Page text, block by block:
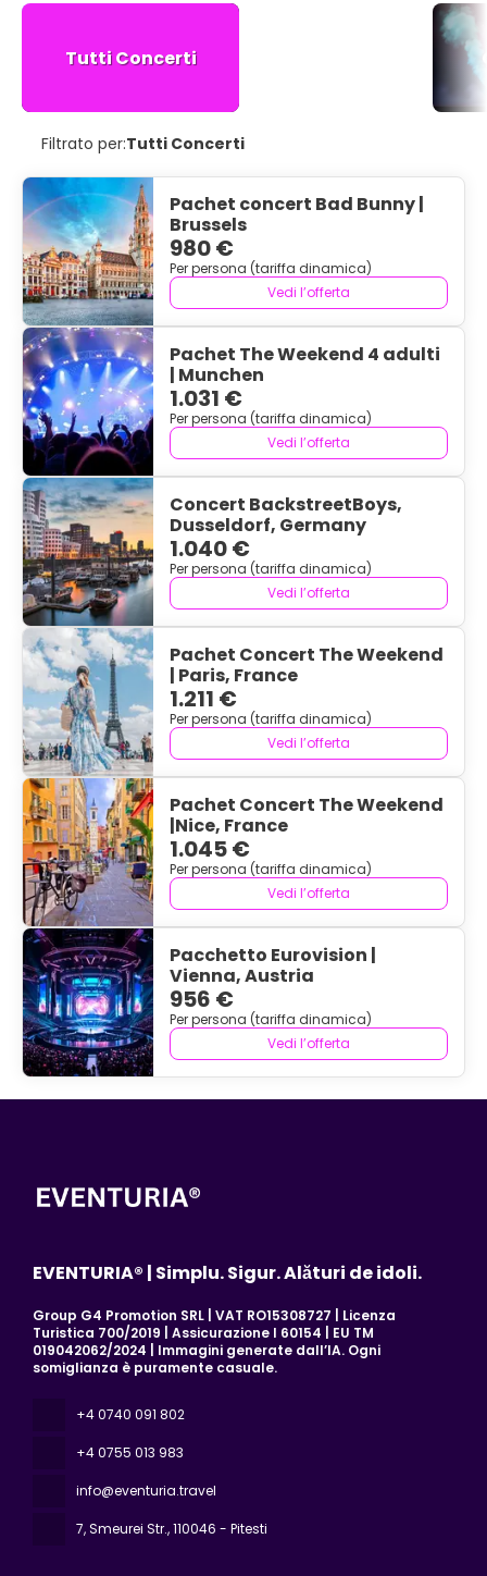
Tutti Concerti
Filtrato per:Tutti Concerti
Pachet concert Bad Bunny |
Brussels
980 €
Per persona (tariffa dinamica)
Vedi l’offerta
Pachet The Weekend 4 adulti
| Munchen
1.031 €
Per persona (tariffa dinamica)
Vedi l’offerta
Concert BackstreetBoys,
Dusseldorf, Germany
1.040 €
Per persona (tariffa dinamica)
Vedi l’offerta
Pachet Concert The Weekend
| Paris, France
1.211 €
Per persona (tariffa dinamica)
Vedi l’offerta
Pachet Concert The Weekend
|Nice, France
1.045 €
Per persona (tariffa dinamica)
Vedi l’offerta
Pacchetto Eurovision |
Vienna, Austria
956 €
Per persona (tariffa dinamica)
Vedi l’offerta
EVENTURIA® | Simplu. Sigur. Alături de idoli.
Group G4 Promotion SRL | VAT RO15308727 | Licenza
Turistica 700/2019 | Assicurazione I 60154 | EU TM
019042062/2024 | Immagini generate dall’IA. Ogni
somiglianza è puramente casuale.
+4 0740 091 802
+4 0755 013 983
info@eventuria.travel
7, Smeurei Str., 110046 - Pitesti